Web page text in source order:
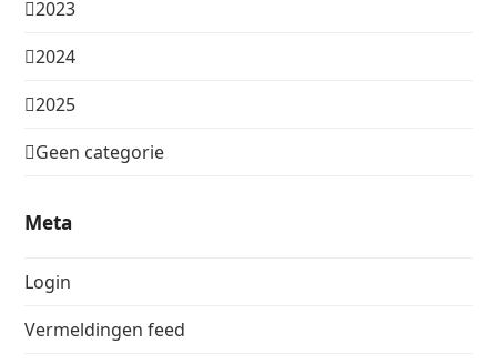
2023
2024
2025
Geen categorie
Meta
Login
Vermeldingen feed